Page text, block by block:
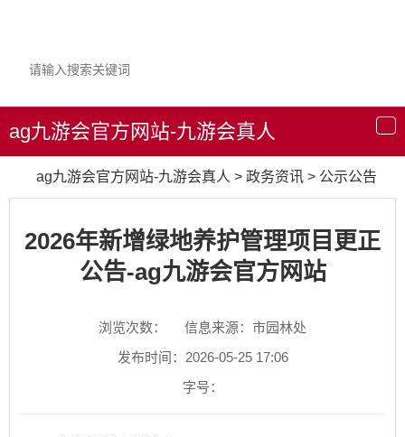
导
航
ag九游会官方网站-九游会真人
ag九游会官方网站-九游会真人 > 政务资讯 > 公示公告
2026年新增绿地养护管理项目更正
公告-ag九游会官方网站
浏览次数：
信息来源：市园林处
发布时间：2026-05-25 17:06
字号：